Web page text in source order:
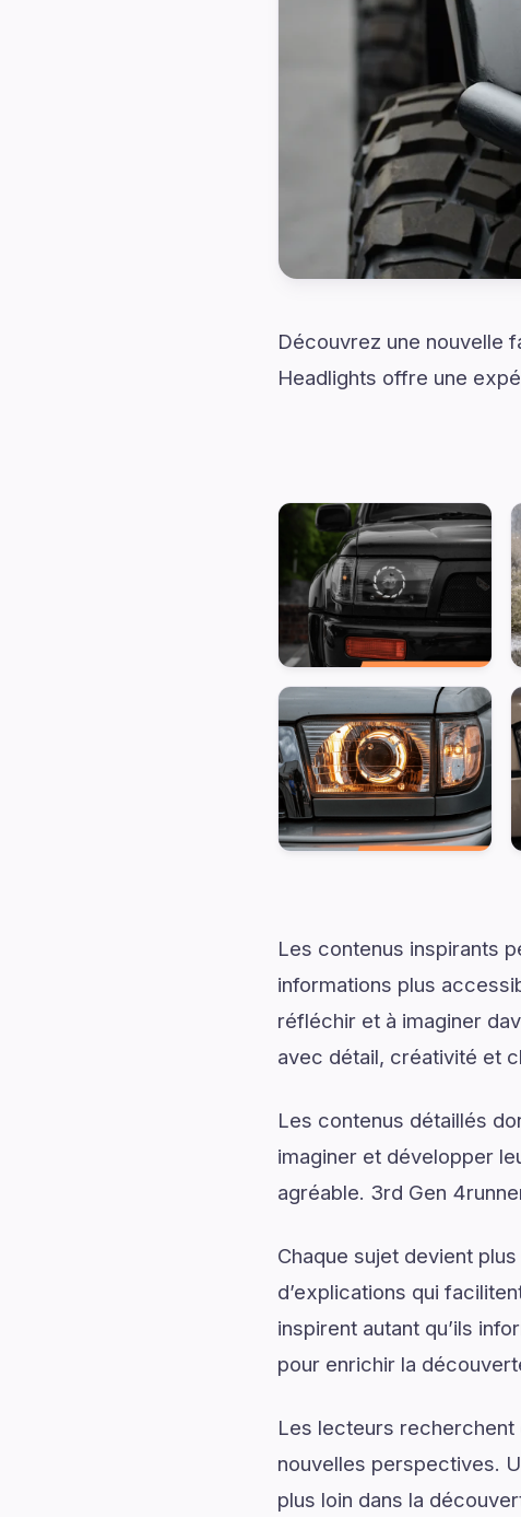
Découvrez une nouvelle
Headlights offre une
Les contenus inspirants
informations plus
réfléchir et à imaginer
avec détail, créativité et
Les contenus détaillés
imaginer et développer
agréable. 3rd Gen
Chaque sujet devient
d’explications qui
inspirent autant qu’ils
pour enrichir la
Les lecteurs recherchent
nouvelles perspectives.
plus loin dans la